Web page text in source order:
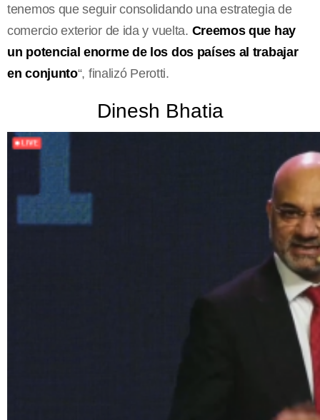
tenemos que seguir consolidando una estrategia de
comercio exterior de ida y vuelta. Creemos que hay
un potencial enorme de los dos países al trabajar
en conjunto“, finalizó Perotti.
Dinesh Bhatia